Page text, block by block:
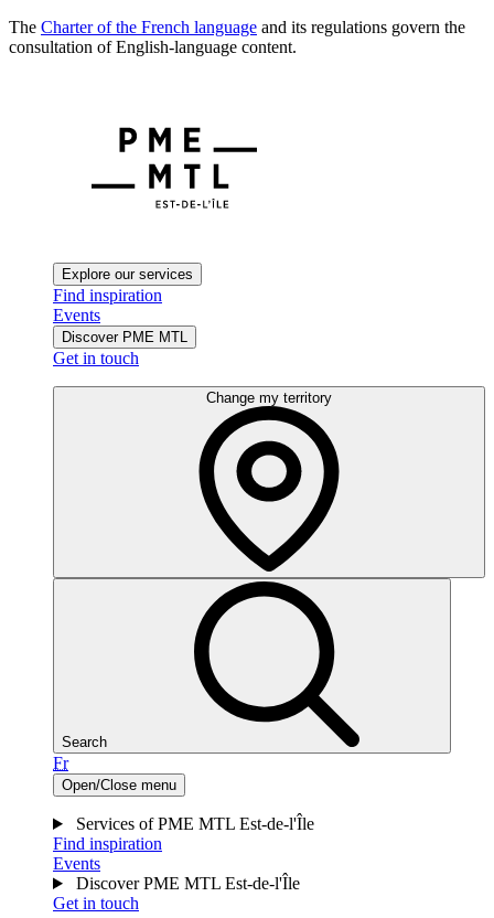
The Charter of the French language and its regulations govern the
consultation of English-language content.
Explore our services
Find inspiration
Events
Discover PME MTL
Get in touch
Change my territory
Search
Fr
Open/Close menu
Services of PME MTL Est-de-l'Île
Find inspiration
Events
Discover PME MTL Est-de-l'Île
Get in touch